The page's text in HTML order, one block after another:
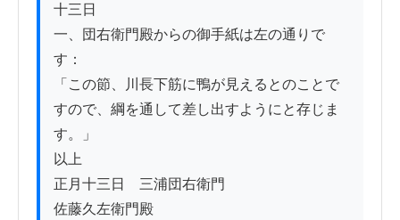
十三日
一、団右衛門殿からの御手紙は左の通りで
す：
「この節、川長下筋に鴨が見えるとのことで
すので、綱を通して差し出すようにと存じま
す。」
以上
正月十三日　三浦団右衛門
佐藤久左衛門殿